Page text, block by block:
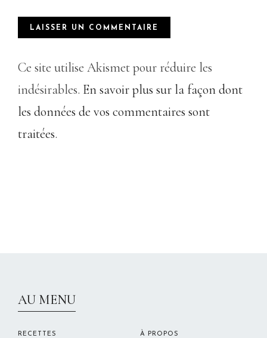
Ce site utilise Akismet pour réduire les
indésirables. En savoir plus sur la façon dont
les données de vos commentaires sont
traitées.
AU MENU
RECETTES À PROPOS